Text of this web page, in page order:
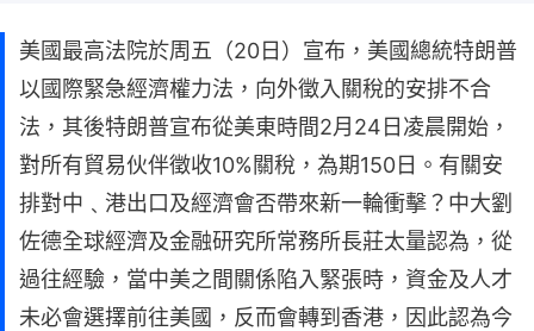
美國最高法院於周五（20日）宣布，美國總統特朗普
以國際緊急經濟權力法，向外徵入關稅的安排不合
法，其後特朗普宣布從美東時間2月24日凌晨開始，
對所有貿易伙伴徵收10%關稅，為期150日。有關安
排對中﹑港出口及經濟會否帶來新一輪衝擊？中大劉
佐德全球經濟及金融研究所常務所長莊太量認為，從
過往經驗，當中美之間關係陷入緊張時，資金及人才
未必會選擇前往美國，反而會轉到香港，因此認為今